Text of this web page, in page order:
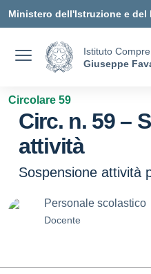
Ministero dell'Istruzione e del
Istituto
Giuseppe
Circolare 59
Circ. n. 59 –
attività
Sospensione attività
Personale scolastico
Docente